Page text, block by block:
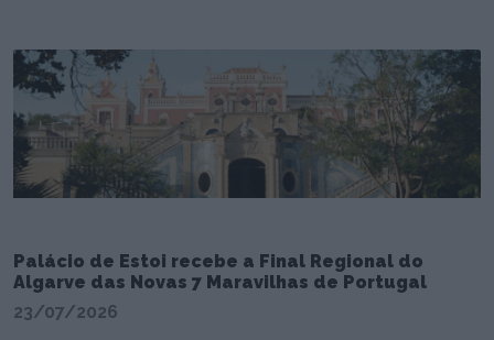
Palácio de Estoi recebe a Final Regional do
Algarve das Novas 7 Maravilhas de Portugal
23/07/2026